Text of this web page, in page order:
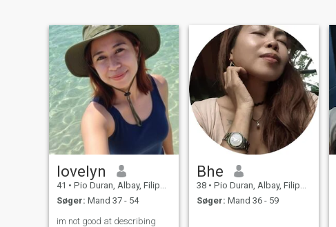
lovelyn
41 • Pio Duran, Albay, Filippinerne
Søger: Mand 37 - 54
im not good at describing
Bhe
38 • Pio Duran, Albay, Filippinerne
Søger: Mand 36 - 59